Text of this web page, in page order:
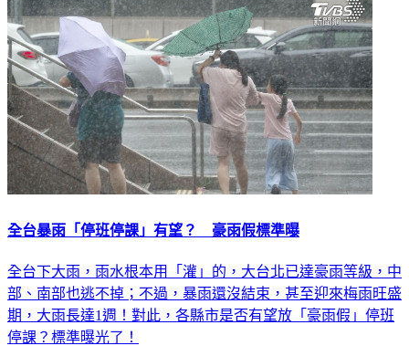
全台暴雨「停班停課」有望？ 豪雨假標準曝
全台下大雨，雨水根本用「灌」的，大台北已達豪雨等級，中
部、南部也逃不掉；不過，暴雨還沒結束，甚至迎來梅雨旺盛
期，大雨長達1週！對此，各縣市是否有望放「豪雨假」停班
停課？標準曝光了！